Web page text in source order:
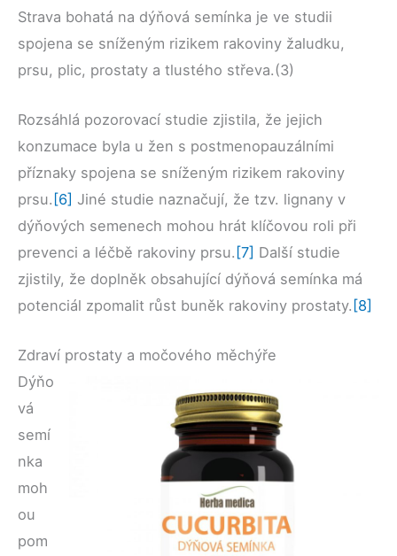
Strava bohatá na dýňová semínka je ve studii
spojena se sníženým rizikem rakoviny žaludku,
prsu, plic, prostaty a tlustého střeva.(3)
Rozsáhlá pozorovací studie zjistila, že jejich
konzumace byla u žen s postmenopauzálními
příznaky spojena se sníženým rizikem rakoviny
prsu. [6] Jiné studie naznačují, že tzv. lignany v
dýňových semenech mohou hrát klíčovou roli při
prevenci a léčbě rakoviny prsu. [7] Další studie
zjistily, že doplněk obsahující dýňová semínka má
potenciál zpomalit růst buněk rakoviny prostaty. [8]
Zdraví prostaty a močového měchýře
Dýňo
vá
semí
nka
moh
ou
pom